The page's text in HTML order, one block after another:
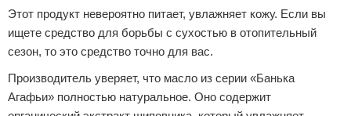
Этот продукт невероятно питает, увлажняет кожу. Если вы
ищете средство для борьбы с сухостью в отопительный
сезон, то это средство точно для вас.
Производитель уверяет, что масло из серии «Банька
Агафьи» полностью натуральное. Оно содержит